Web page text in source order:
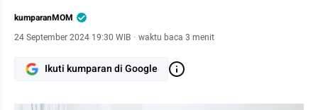
kumparanMOM
24 September 2024 19:30 WIB · waktu baca 3 menit
Ikuti kumparan di Google